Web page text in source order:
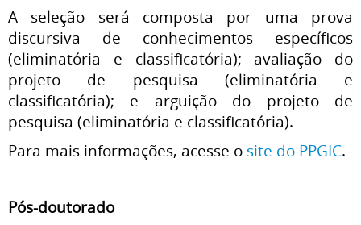
A seleção será composta por uma prova
discursiva de conhecimentos específicos
(eliminatória e classificatória); avaliação do
projeto de pesquisa (eliminatória e
classificatória); e arguição do projeto de
pesquisa (eliminatória e classificatória).
Para mais informações, acesse o site do PPGIC.
Pós-doutorado